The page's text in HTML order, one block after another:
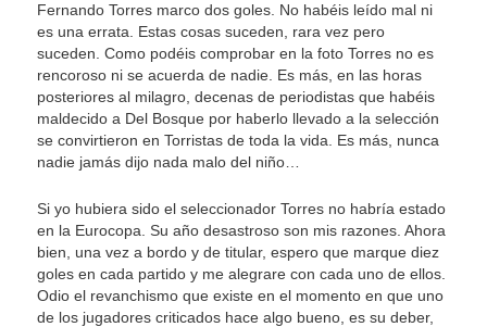
Fernando Torres marco dos goles. No habéis leído mal ni
es una errata. Estas cosas suceden, rara vez pero
suceden. Como podéis comprobar en la foto Torres no es
rencoroso ni se acuerda de nadie. Es más, en las horas
posteriores al milagro, decenas de periodistas que habéis
maldecido a Del Bosque por haberlo llevado a la selección
se convirtieron en Torristas de toda la vida. Es más, nunca
nadie jamás dijo nada malo del niño…
Si yo hubiera sido el seleccionador Torres no habría estado
en la Eurocopa. Su año desastroso son mis razones. Ahora
bien, una vez a bordo y de titular, espero que marque diez
goles en cada partido y me alegrare con cada uno de ellos.
Odio el revanchismo que existe en el momento en que uno
de los jugadores criticados hace algo bueno, es su deber,